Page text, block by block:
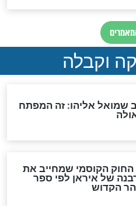
המשיח?
תהיה אפיקורסות
מאוד של